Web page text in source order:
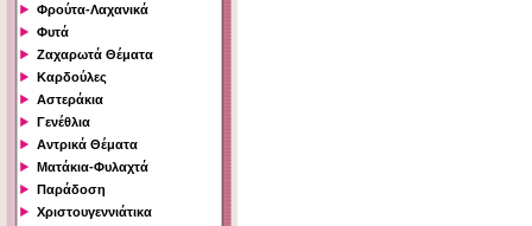
Φρούτα-Λαχανικά
Φυτά
Ζαχαρωτά Θέματα
Καρδούλες
Αστεράκια
Γενέθλια
Αντρικά Θέματα
Ματάκια-Φυλαχτά
Παράδοση
Χριστουγεννιάτικα